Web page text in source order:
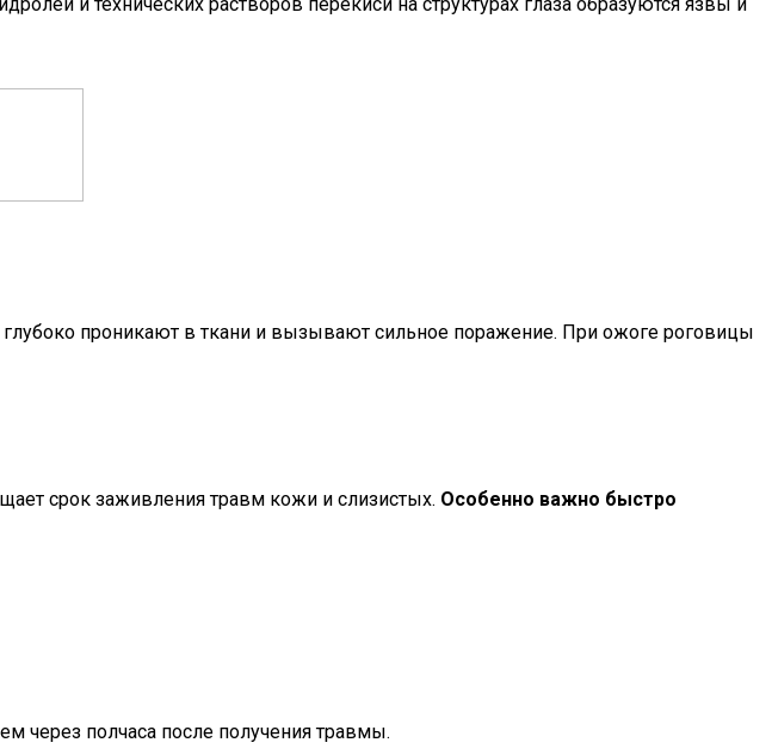
проникают в ткани и вызывают сильное поражение. При ожоге роговицы
срок заживления травм кожи и слизистых. Особенно важно быстро
через полчаса после получения травмы.